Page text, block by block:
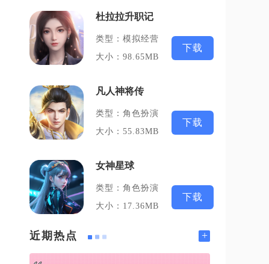
杜拉拉升职记
类型：模拟经营
大小：98.65MB
下载
凡人神将传
类型：角色扮演
大小：55.83MB
下载
女神星球
类型：角色扮演
大小：17.36MB
下载
近期热点 +